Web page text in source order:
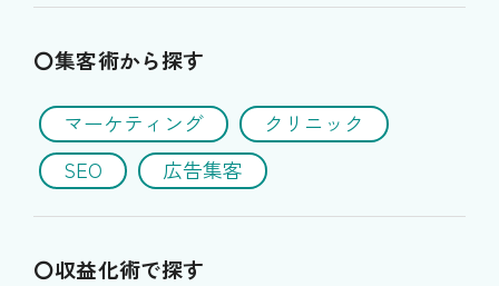
〇集客術から探す
マーケティング
クリニック
SEO
広告集客
〇収益化術で探す